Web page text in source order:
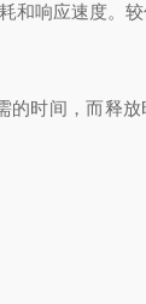
应速度。较
间，而释